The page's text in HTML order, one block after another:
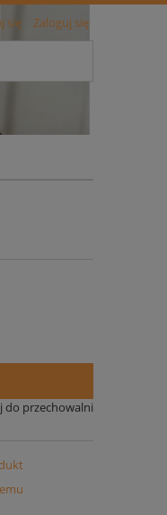
się Zaloguj się
do przechowalni